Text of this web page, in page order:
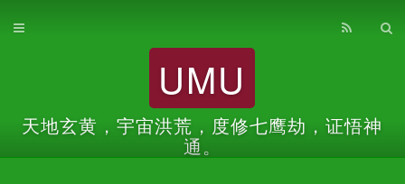
UMU
天地玄黄，宇宙洪荒，度修七鹰劫，证悟神
通。
首页
关于